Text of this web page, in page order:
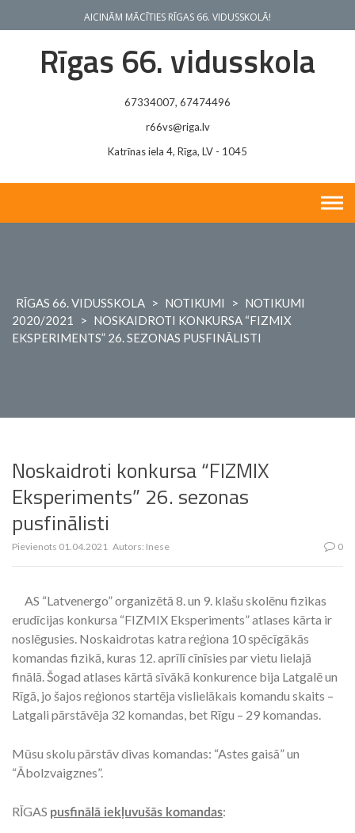
AICINĀM MĀCĪTIES RĪGAS 66. VIDUSSKOLĀ!
Rīgas 66. vidusskola
67334007, 67474496
r66vs@riga.lv
Katrīnas iela 4, Rīga, LV - 1045
RĪGAS 66. VIDUSSKOLA > NOTIKUMI > NOTIKUMI
2020/2021
> NOSKAIDROTI KONKURSA “FIZMIX
EKSPERIMENTS” 26. SEZONAS PUSFINĀLISTI
Noskaidroti konkursa “FIZMIX
Eksperiments” 26. sezonas
pusfinālisti
Pievienots 01.04.2021 Autors: Inese 0
AS “Latvenergo” organizētā 8. un 9. klašu skolēnu fizikas
erudīcijas konkursa “FIZMIX Eksperiments” atlases kārta ir
noslēgusies. Noskaidrotas katra reģiona 10 spēcīgākās
komandas fizikā, kuras 12. aprīlī cīnīsies par vietu lielajā
finālā. Šogad atlases kārtā sīvākā konkurence bija Latgalē un
Rīgā, jo šajos reģionos startēja vislielākais komandu skaits –
Latgali pārstāvēja 32 komandas, bet Rīgu – 29 komandas.
Mūsu skolu pārstāv divas komandas: “Astes gaisā” un
“Ābolzvaigznes”.
RĪGAS pusfinālā iekļuvušās komandas: